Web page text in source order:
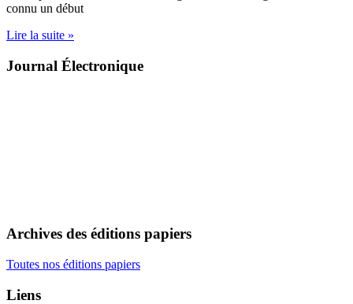
connu un début
Lire la suite »
Journal Électronique
Archives des éditions papiers
Toutes nos éditions papiers
Liens